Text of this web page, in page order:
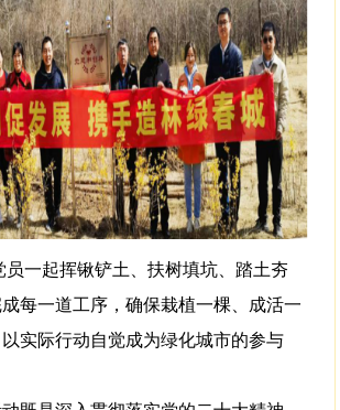
员一起挥锹铲土、扶树填坑、踏土夯
每一道工序，确保栽植一棵、成活一
实际行动自觉成为绿化城市的参与